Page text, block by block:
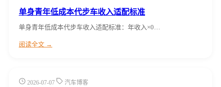
单身青年低成本代步车收入适配标准
单身青年低成本代步车收入适配标准：年收入×0…
阅读全文 →
2026-07-07 汽车博客